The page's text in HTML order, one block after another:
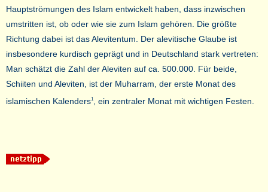
Hauptströmungen des Islam entwickelt haben, dass inzwischen
umstritten ist, ob oder wie sie zum Islam gehören. Die größte
Richtung dabei ist das Alevitentum. Der alevitische Glaube ist
insbesondere kurdisch geprägt und in Deutschland stark vertreten:
Man schätzt die Zahl der Aleviten auf ca. 500.000. Für beide,
Schiiten und Aleviten, ist der Muharram, der erste Monat des
islamischen Kalenders1 , ein zentraler Monat mit wichtigen Festen.